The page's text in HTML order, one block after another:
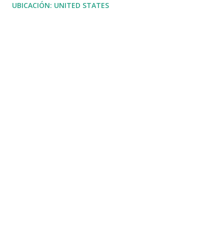
UBICACIÓN: UNITED STATES